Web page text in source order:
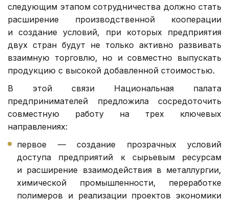
следующим этапом сотрудничества должно стать
расширение производственной кооперации
и создание условий, при которых предприятия
двух стран будут не только активно развивать
взаимную торговлю, но и совместно выпускать
продукцию с высокой добавленной стоимостью.
В этой связи Национальная палата
предпринимателей предложила сосредоточить
совместную работу на трех ключевых
направлениях:
первое — создание прозрачных условий
доступа предприятий к сырьевым ресурсам
и расширение взаимодействия в металлургии,
химической промышленности, переработке
полимеров и реализации проектов экономики